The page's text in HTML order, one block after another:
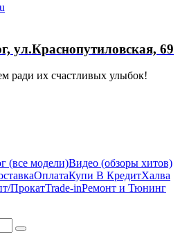
ул.Краснопутиловская, 69
ради их счастливых улыбок!
(все модели)Видео (обзоры хитов)
ОплатаКупи В КредитХалва
ПрокатTrade-inРемонт и Тюнинг